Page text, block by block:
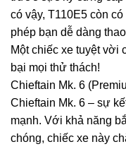
có vậy, T110E5 còn
phép bạn dễ dàng
Một chiếc xe tuyệt vời
bại mọi thử thách!
Chieftain Mk. 6
Chieftain Mk. 6 – sự
mạnh. Với khả năng
chóng, chiếc xe này